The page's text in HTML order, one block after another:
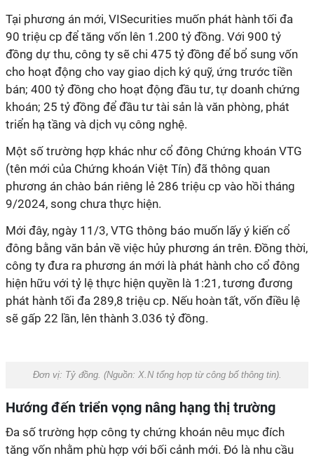
Tại phương án mới, VISecurities muốn phát hành tối đa
90 triệu cp để tăng vốn lên 1.200 tỷ đồng. Với 900 tỷ
đồng dự thu, công ty sẽ chi 475 tỷ đồng để bổ sung vốn
cho hoạt động cho vay giao dịch ký quỹ, ứng trước tiền
bán; 400 tỷ đồng cho hoạt động đầu tư, tự doanh chứng
khoán; 25 tỷ đồng để đầu tư tài sản là văn phòng, phát
triển hạ tầng và dịch vụ công nghệ.
Một số trường hợp khác như cổ đông Chứng khoán VTG
(tên mới của Chứng khoán Việt Tín) đã thông quan
phương án chào bán riêng lẻ 286 triệu cp vào hồi tháng
9/2024, song chưa thực hiện.
Mới đây, ngày 11/3, VTG thông báo muốn lấy ý kiến cổ
đông bằng văn bản về việc hủy phương án trên. Đồng thời,
công ty đưa ra phương án mới là phát hành cho cổ đông
hiện hữu với tỷ lệ thực hiện quyền là 1:21, tương đương
phát hành tối đa 289,8 triệu cp. Nếu hoàn tất, vốn điều lệ
sẽ gấp 22 lần, lên thành 3.036 tỷ đồng.
Đơn vị: Tỷ đồng. (Nguồn: X.N tổng hợp từ công bố thông tin).
Hướng đến triển vọng nâng hạng thị trường
Đa số trường hợp công ty chứng khoán nêu mục đích
tăng vốn nhằm phù hợp với bối cảnh mới. Đó là nhu cầu